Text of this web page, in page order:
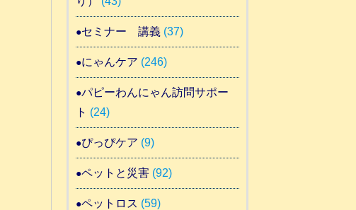
セミナー 講義(37)
にゃんケア (246)
パピーわんにゃん訪問サポー
ト (24)
ぴっぴケア (9)
ペットと災害(92)
ペットロス (59)